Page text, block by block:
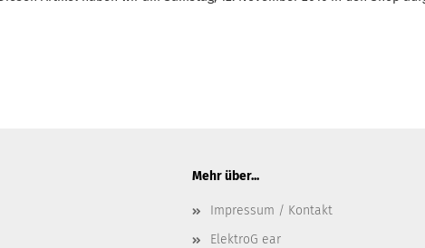
Mehr über...
Impressum / Kontakt
ElektroG ear